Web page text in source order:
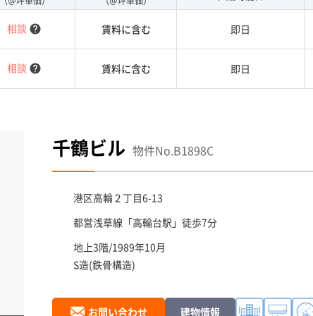
相談 help 賃料に含む 即日
相談 help 賃料に含む 即日
千鶴ビル 物件No.B1898C
港区高輪２丁目6-13
都営浅草線「高輪台駅 」徒歩7分
地上3階/1989年10月
S造(鉄骨構造)
お問い合わせ 建物情報